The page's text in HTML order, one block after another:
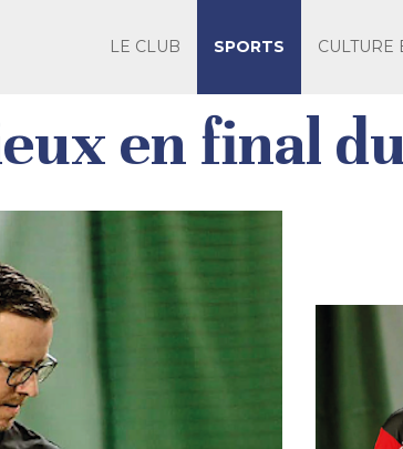
LE CLUB SPORTS CULTURE
en final